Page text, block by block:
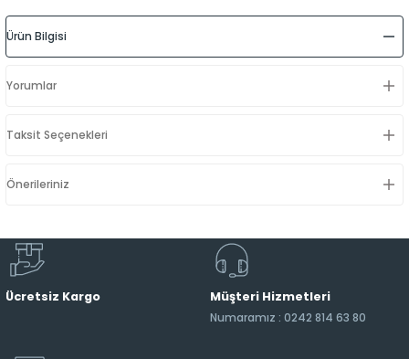
Ürün Bilgisi
Yorumlar
Taksit Seçenekleri
Önerileriniz
Ücretsiz Kargo Müşteri Hizmetleri
Numaramız : 0242 814 63 80